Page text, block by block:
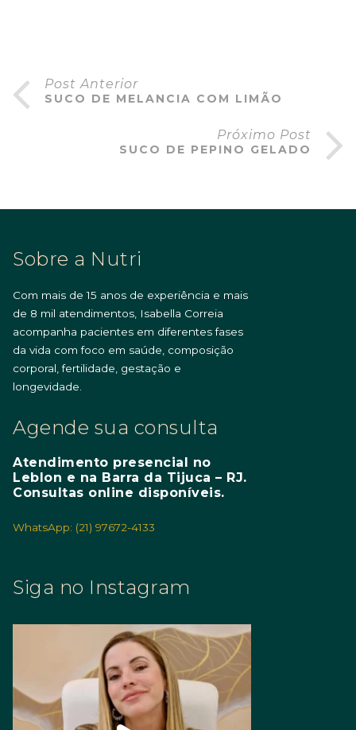
Post Anterior
SUCO DE MELANCIA COM LIMÃO
Próximo Post
SUCO DE PEPINO GELADO
Sobre a Nutri
Com mais de 15 anos de experiência e mais
de 8 mil atendimentos, Isabella Correia
acompanha pacientes em diferentes fases
da vida com foco em saúde, composição
corporal, fertilidade, gestação e
longevidade.
Agende sua consulta
Atendimento presencial no
Leblon e na Barra da Tijuca – RJ.
Consultas online disponíveis.
WhatsApp: (21) 97672-4133
Siga no Instagram